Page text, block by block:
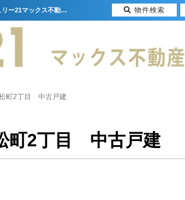
★新着物件情報★尼崎市七松町2丁目 中古戸建【更新】 | 大阪（門真市・大阪市・豊中市）の不動産はセンチュリー21マックス不動産販売
町2丁目 中古戸建
町2丁目 中古戸建
物件検索